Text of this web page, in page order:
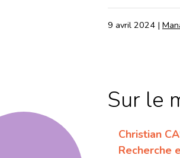
9 avril 2024 |
Sur le
Christian
Recherche